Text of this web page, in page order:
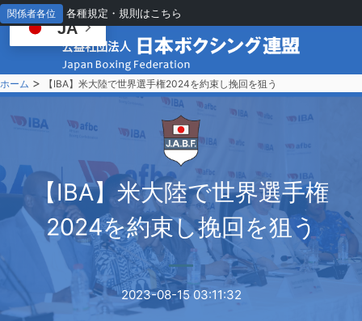
関係者各位 各種規定・規則はこちら
ホーム > 【IBA】米大陸で世界選手権2024を約束し挽回を狙う
【IBA】米大陸で世界選手権
2024を約束し挽回を狙う
2023-08-15 03:11:32
JA